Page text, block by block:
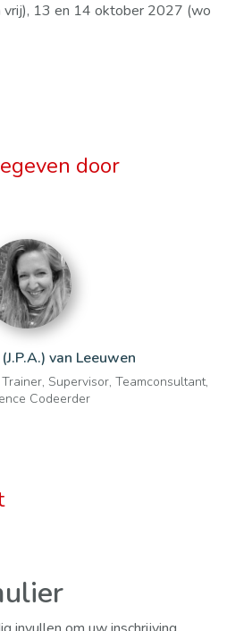
13 en 14 oktober 2027 (wo
door
van Leeuwen
Supervisor, Teamconsultant,
Codeerder